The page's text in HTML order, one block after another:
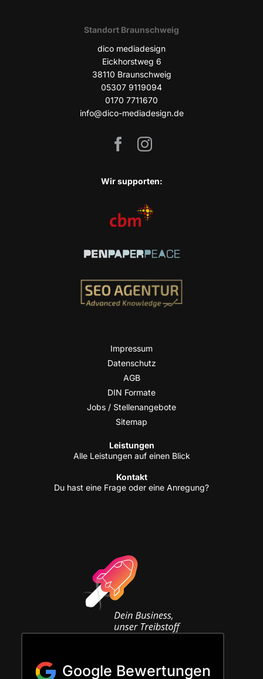
Stand­ort Braunschweig
dico media­de­sign
Eick­horst­weg 6
38110 Braun­schweig
05307 9119094
0170 7711670
info@dico-mediadesign.de
Wir sup­port­en:
Impres­sum
Daten­schutz
AGB
DIN For­ma­te
Jobs / Stellenangebote
Site­map
Leis­tun­gen
Alle Leis­tun­gen auf einen Blick
Kon­takt
Du hast eine Fra­ge oder eine Anregung?
Google Bewertungen